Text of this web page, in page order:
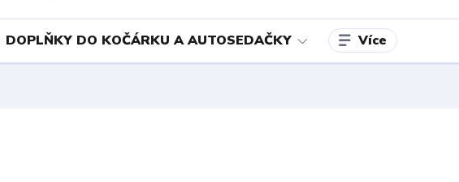
DOPLŇKY DO KOČÁRKU A AUTOSEDAČKY Více